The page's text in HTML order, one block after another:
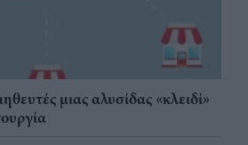
μιας αλυσίδας «κλειδί»